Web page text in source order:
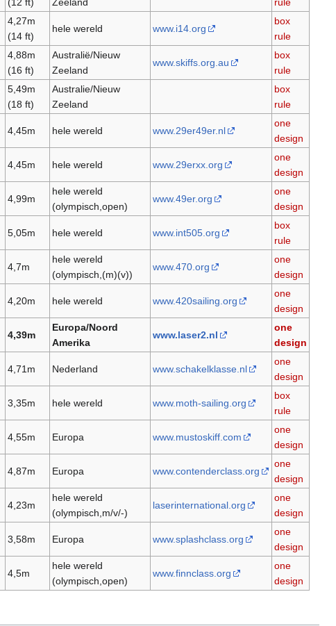
(12 ft)
Zeeland
rule
4,27m
(14 ft)
hele wereld www.i14.org
box
rule
4,88m
(16 ft)
Australië/Nieuw
Zeeland
www.skiffs.org.au
box
rule
5,49m
(18 ft)
Australie/Nieuw
Zeeland
box
rule
4,45m hele wereld www.29er49er.nl
one
design
4,45m hele wereld www.29erxx.org
one
design
4,99m
hele wereld
(olympisch,open)
www.49er.org
one
design
5,05m hele wereld www.int505.org
box
rule
4,7m
hele wereld
(olympisch,(m)(v))
www.470.org
one
design
4,20m hele wereld www.420sailing.org
one
design
4,39m
Europa/Noord
Amerika
www.laser2.nl
one
design
4,71m Nederland www.schakelklasse.nl
one
design
3,35m hele wereld www.moth-sailing.org
box
rule
4,55m Europa www.mustoskiff.com
one
design
4,87m Europa www.contenderclass.org
one
design
4,23m
hele wereld
(olympisch,m/v/-)
laserinternational.org
one
design
3,58m Europa www.splashclass.org
one
design
4,5m
hele wereld
(olympisch,open)
www.finnclass.org
one
design